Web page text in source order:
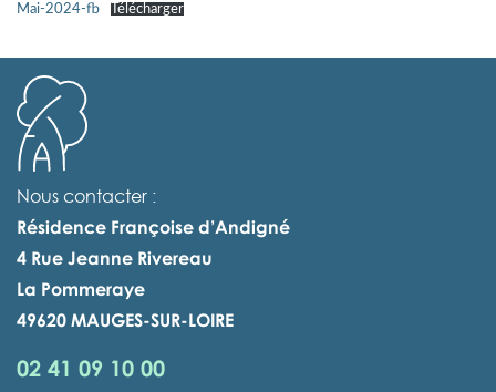
Mai-2024-fb Télécharger
Nous contacter :
Résidence Françoise d’Andigné
4 Rue Jeanne Rivereau
La Pommeraye
49620 MAUGES-SUR-LOIRE
02 41 09 10 00